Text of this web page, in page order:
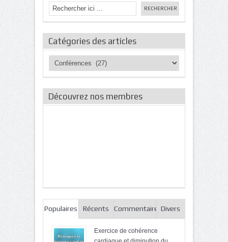
Catégories des articles
Catégories
des
Découvrez nos membres
Populaires Récents CommentairesDivers
Exercice de cohérence